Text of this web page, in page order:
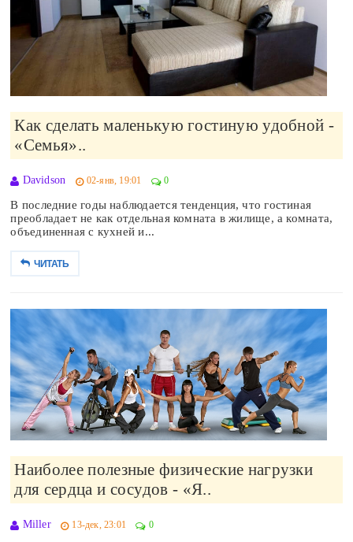
Как сделать маленькую гостиную удобной -
«Семья»..
Davidson 02-янв, 19:01 0
В последние годы наблюдается тенденция, что гостиная
преобладает не как отдельная комната в жилище, а комната,
объединенная с кухней и...
ЧИТАТЬ
Наиболее полезные физические нагрузки
для сердца и сосудов - «Я..
Miller 13-дек, 23:01 0